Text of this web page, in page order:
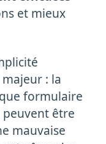
et mieux
: la
formulaire
être
mauvaise